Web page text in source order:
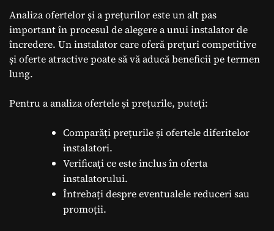
Analiza ofertelor și a prețurilor este un alt pas
important în procesul de alegere a unui instalator de
încredere. Un instalator care oferă prețuri competitive
și oferte atractive poate să vă aducă beneficii pe termen
lung.
Pentru a analiza ofertele și prețurile, puteți:
Comparăți prețurile și ofertele diferitelor
instalatori.
Verificați ce este inclus în oferta
instalatorului.
Întrebați despre eventualele reduceri sau
promoții.